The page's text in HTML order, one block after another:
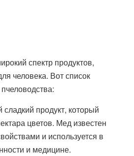
спектр продуктов,
человека. Вот список
продукт, который
цветов. Мед известен
и используется в
и медицине.